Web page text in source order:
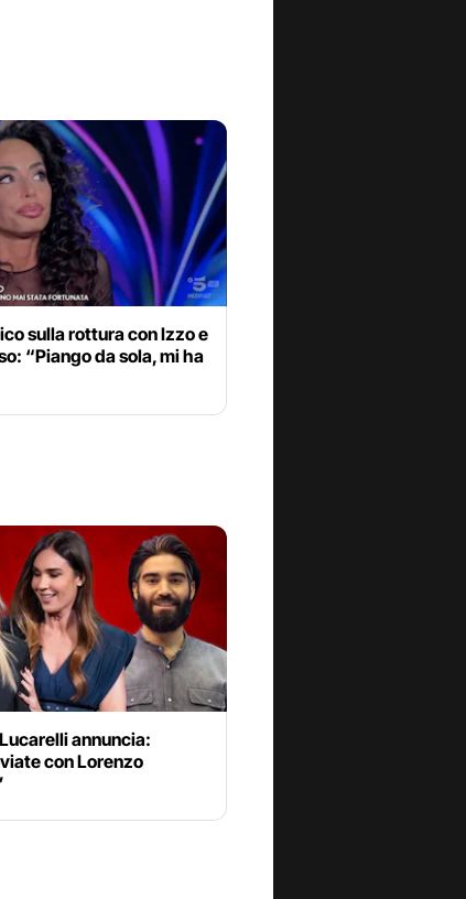
sulla rottura con Izzo e
“Piango da sola, mi ha
annuncia:
con Lorenzo